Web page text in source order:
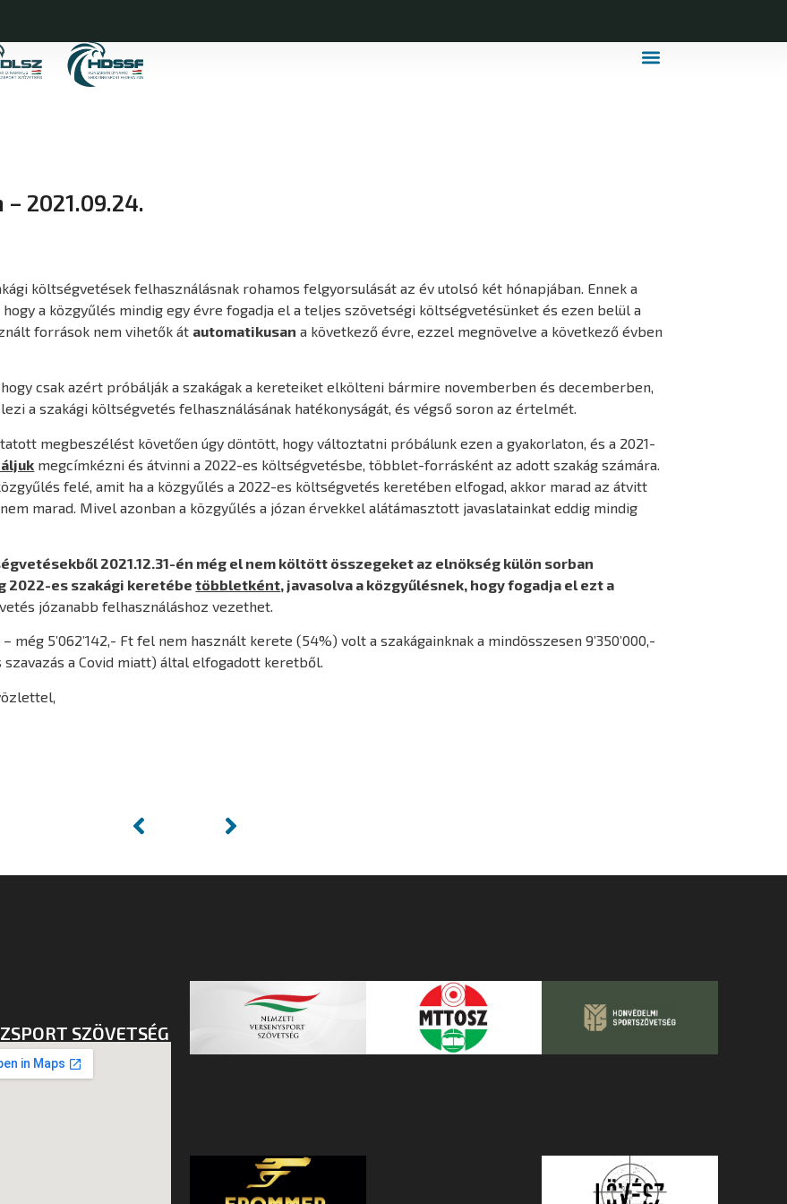
2021.09.24.
költségvetések felhasználásnak rohamos felgyorsulását az év utolsó két hónapjában. Ennek a
a közgyűlés mindig egy évre fogadja el a teljes szövetségi költségvetésünket és ezen belül a
források nem vihetők át automatikusan a következő évre, ezzel megnövelve a következő évben
csak azért próbálják a szakágak a kereteiket elkölteni bármire novemberben és decemberben,
a szakági költségvetés felhasználásának hatékonyságát, és végső soron az értelmét.
megbeszélést követően úgy döntött, hogy változtatni próbálunk ezen a gyakorlaton, és a 2021-
megcímkézni és átvinni a 2022-es költségvetésbe, többlet-forrásként az adott szakág számára.
felé, amit ha a közgyűlés a 2022-es költségvetés keretében elfogad, akkor marad az átvitt
marad. Mivel azonban a közgyűlés a józan érvekkel alátámasztott javaslatainkat eddig mindig
2021.12.31-én még el nem költött összegeket az elnökség külön sorban
2022-es szakági keretébetöbbletként, javasolva a közgyűlésnek, hogy fogadja el ezt a
józanabb felhasználáshoz vezethet.
még 5’062’142,- Ft fel nem használt kerete (54%) volt a szakágainknak a mindösszesen 9’350’000,-
a Covid miatt) által elfogadott keretből.
SZÖVETSÉG